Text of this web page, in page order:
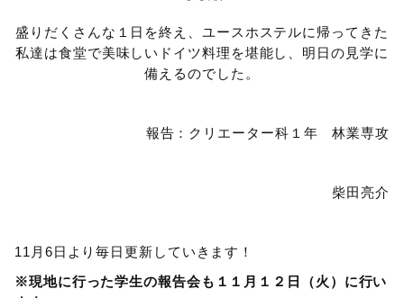
盛りだくさんな１日を終え、ユースホステルに帰ってきた
私達は食堂で美味しいドイツ料理を堪能し、明日の見学に
備えるのでした。
報告：クリエーター科１年 林業専攻
柴田亮介
11月6日より毎日更新していきます！
※現地に行った学生の報告会も１１月１２日（火）に行い